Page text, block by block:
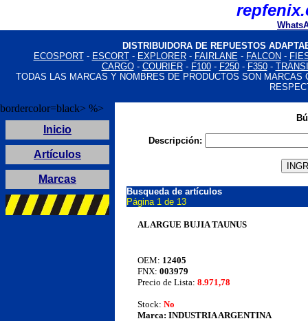
Louis Vuitton Handbags Replica Louis Vuitton Handbags
DISTRIBUIDORA DE REPUESTOS
ECOSPORT- ESCORT- EXPLORER- FAIRLANE- FALCON -
CARGO- COURIER- F100- F250- F350-
TODAS LAS MARCAS Y NOMBRES DE PRODUCTOS SON
bordercolor=black> %>
Inicio
Artículos
Marcas
Descripción:
Busqueda de artículos
Página 1 de 13
ALARGUE BUJIA TAUNUS
OEM: 12405
FNX: 003979
Precio de Lista: 8.971,78
Stock: No
Marca: INDUSTRIA ARGENTINA